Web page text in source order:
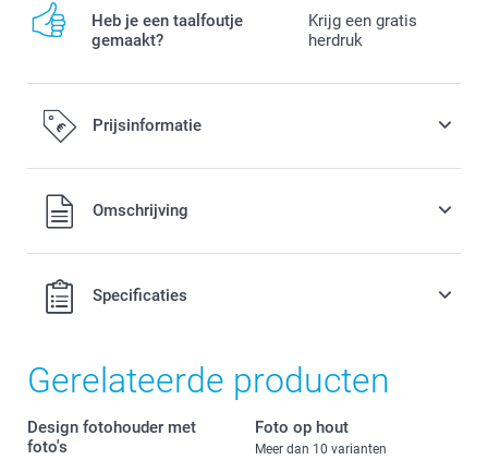
Heb je een taalfoutje
gemaakt?
Krijg een gratis
herdruk
Prijsinformatie
Alle prijzen zijn in EURO (€) inclusief BTW en exclusief
verzendkosten.Omschrijving
Specificaties
Gerelateerde producten
Design fotohouder met
foto's
Foto op hout
Meer dan 10 varianten